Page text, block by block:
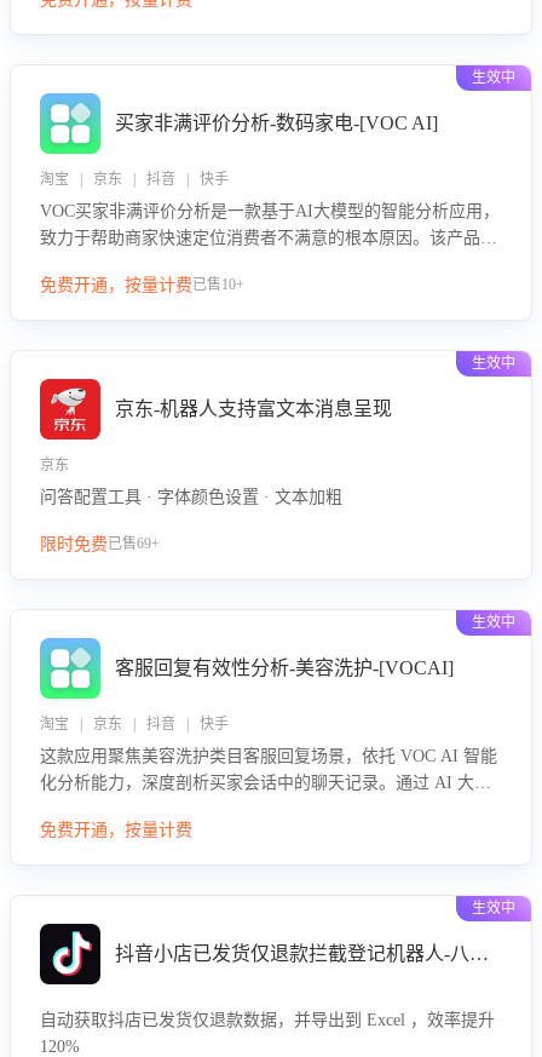
绪、归因争议根源，并客观评估客服应对合理性与成效。系统
生效中
买家非满评价分析-数码家电-[VOC AI]
淘宝 | 京东 | 抖音 | 快手
VOC买家非满评价分析是一款基于AI大模型的智能分析应用，
致力于帮助商家快速定位消费者不满意的根本原因。该产品可
或其它部门原因，明确责任归属，提供可落地的改进建议与策
免费开通，按量计费已售10+
生效中
京东-机器人支持富文本消息呈现
京东
问答配置工具 · 字体颜色设置 · 文本加粗
限时免费已售69+
生效中
客服回复有效性分析-美容洗护-[VOCAI]
淘宝 | 京东 | 抖音 | 快手
这款应用聚焦美容洗护类目客服回复场景，依托 VOC AI 智能
化分析能力，深度剖析买家会话中的聊天记录。通过 AI 大模
效性与完整性，输出针对性改进策略，助力商家快速优化快捷
免费开通，按量计费
生效中
抖音小店已发货仅退款拦截登记机器人-八爪鱼
自动获取抖店已发货仅退款数据，并导出到 Excel ，效率提升
120%